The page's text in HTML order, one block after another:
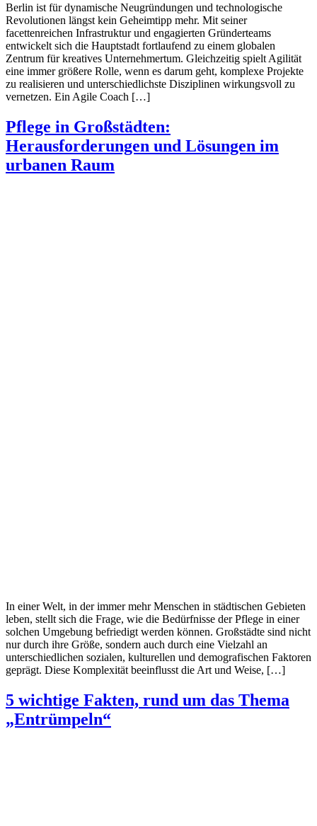
Berlin ist für dynamische Neugründungen und technologische
Revolutionen längst kein Geheimtipp mehr. Mit seiner
facettenreichen Infrastruktur und engagierten Gründerteams
entwickelt sich die Hauptstadt fortlaufend zu einem globalen
Zentrum für kreatives Unternehmertum. Gleichzeitig spielt Agilität
eine immer größere Rolle, wenn es darum geht, komplexe Projekte
zu realisieren und unterschiedlichste Disziplinen wirkungsvoll zu
vernetzen. Ein Agile Coach […]
Pflege in Großstädten:
Herausforderungen und Lösungen im
urbanen Raum
In einer Welt, in der immer mehr Menschen in städtischen Gebieten
leben, stellt sich die Frage, wie die Bedürfnisse der Pflege in einer
solchen Umgebung befriedigt werden können. Großstädte sind nicht
nur durch ihre Größe, sondern auch durch eine Vielzahl an
unterschiedlichen sozialen, kulturellen und demografischen Faktoren
geprägt. Diese Komplexität beeinflusst die Art und Weise, […]
5 wichtige Fakten, rund um das Thema
„Entrümpeln“